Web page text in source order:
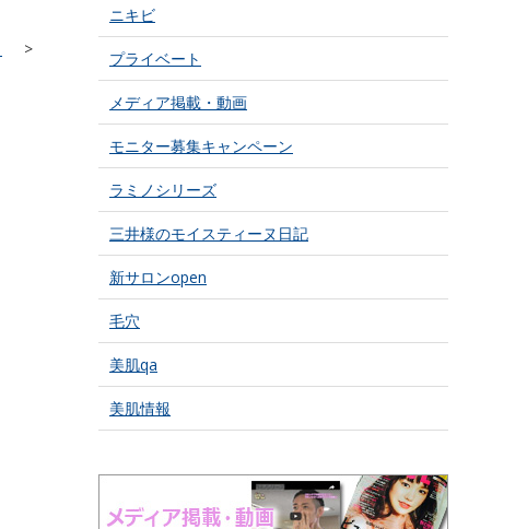
ニキビ
プライベート
メディア掲載・動画
モニター募集キャンペーン
ラミノシリーズ
三井様のモイスティーヌ日記
新サロンopen
毛穴
美肌qa
美肌情報